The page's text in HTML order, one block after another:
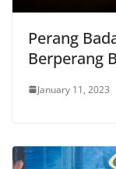
Perang
Berperang
January 11, 2023